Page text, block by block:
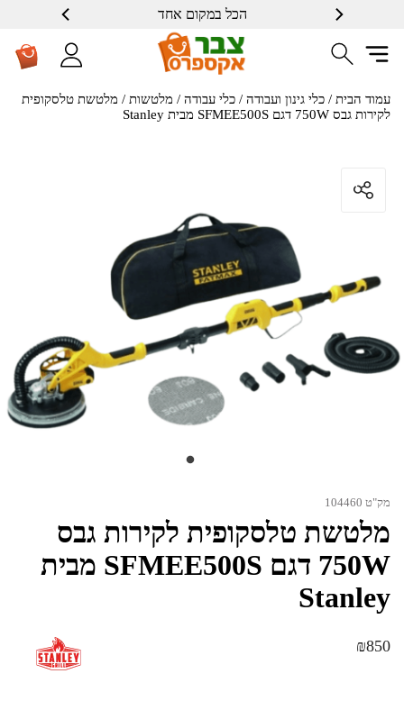
הכל במקום אחד
עמוד הבית / כלי גינון ועבודה / כלי עבודה / מלטשות / מלטשת טלסקופית
לקירות גבס 750W דגם SFMEE500S מבית Stanley
מק"ט 104460
מלטשת טלסקופית לקירות גבס
750W דגם SFMEE500S מבית
Stanley
₪850